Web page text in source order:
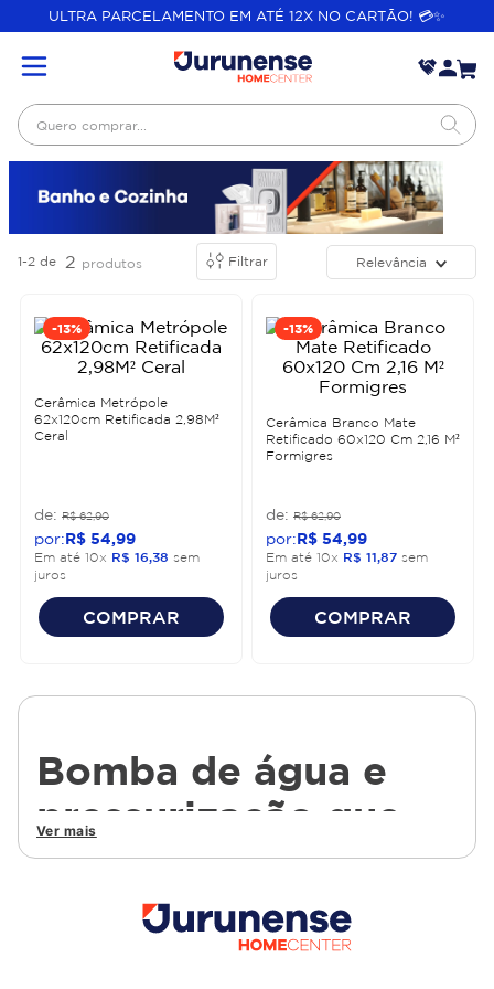
ULTRA PARCELAMENTO EM ATÉ 12X NO CARTÃO! 💳✨
Quero comprar...
1-2 de 2 produtos Filtrar Relevância
-13%
Cerâmica Metrópole
62x120cm Retificada 2,98M²
Ceral
R$ 62,90
R$ 54 99
Em até 10x R$ 16,38 sem
juros
COMPRAR
-13%
Cerâmica Branco Mate
Retificado 60x120 Cm 2,16 M²
Formigres
R$ 62,90
R$ 54 99
Em até 10x R$ 11,87 sem
juros
COMPRAR
Bomba de água e
pressurização que
garantem conforto e
eficiência no uso
Ver mais